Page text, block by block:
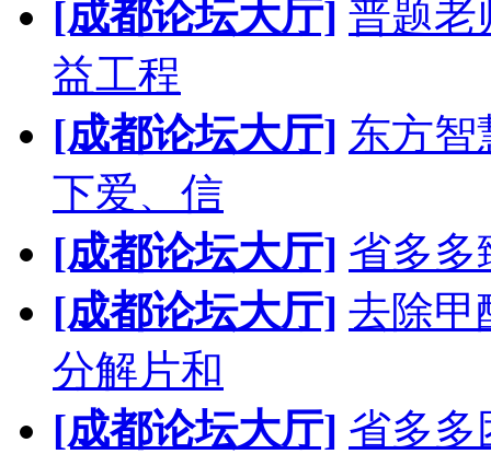
[成都论坛大厅] 普题老
益工程
[成都论坛大厅] 东方智
下爱、信
[成都论坛大厅] 省多多
[成都论坛大厅] 去除甲
分解片和
[成都论坛大厅] 省多多